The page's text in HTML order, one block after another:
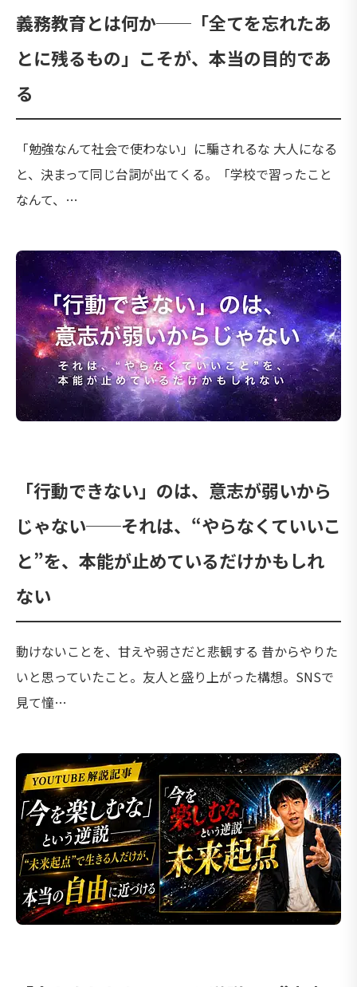
義務教育とは何か──「全てを忘れたあ
とに残るもの」こそが、本当の目的であ
る
「勉強なんて社会で使わない」に騙されるな 大人になる
と、決まって同じ台詞が出てくる。「学校で習ったこと
なんて、…
「行動できない」のは、意志が弱いから
じゃない──それは、“やらなくていいこ
と”を、本能が止めているだけかもしれ
ない
動けないことを、甘えや弱さだと悲観する 昔からやりた
いと思っていたこと。友人と盛り上がった構想。SNSで
見て憧…